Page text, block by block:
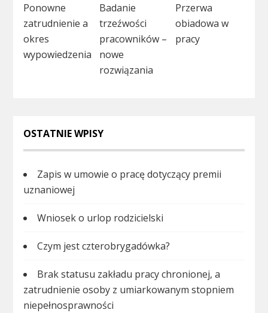
Ponowne
zatrudnienie a
okres
wypowiedzenia
Badanie
trzeźwości
pracowników –
nowe
rozwiązania
Przerwa
obiadowa w
pracy
OSTATNIE WPISY
Zapis w umowie o pracę dotyczący premii
uznaniowej
Wniosek o urlop rodzicielski
Czym jest czterobrygadówka?
Brak statusu zakładu pracy chronionej, a
zatrudnienie osoby z umiarkowanym stopniem
niepełnosprawności